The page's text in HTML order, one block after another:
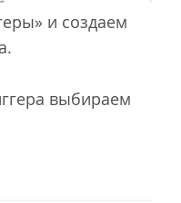
и создаем
выбираем